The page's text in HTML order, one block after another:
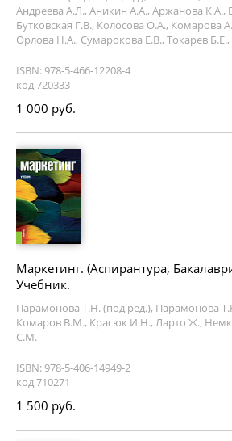
Андреева А.Л., Аникин А.А., Аржанова К.А.,
Бутковская Г.В., Колосова О.А., Комарова
Орлова Н.А., Сумарокова Е.В., Токарев Б.Е.,
ISBN: 978-5-466-12208-4
код 720333
1 000 руб.
Маркетинг. (Аспирантура,
Учебник.
Парамонова Т.Н. (под ред.), Парамонова
Комаров В.М., Красюк И.Н., Ларто Ж.,
С.М.
ISBN: 978-5-406-14949-2
код 710271
1 500 руб.